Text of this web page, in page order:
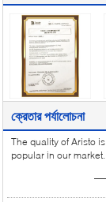
ক্রেতার পর্যালোচনা
The quality of Aristo
popular in our market.